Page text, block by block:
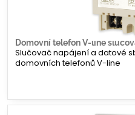
Domovní telefon V-line
Slučovač napájení a datové
domovních telefonů V-line